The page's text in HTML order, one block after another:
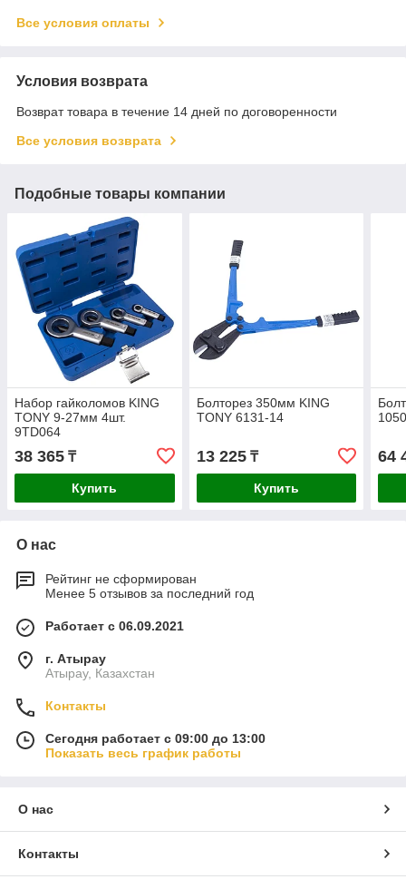
Все условия оплаты
Условия возврата
Возврат товара в течение 14 дней по договоренности
Все условия возврата
Подобные товары компании
Набор гайколомов KING
TONY 9-27мм 4шт.
9TD064
38 365 ₸
Купить
Болторез 350мм KING
TONY 6131-14
13 225₸
Купить
64
О нас
Рейтинг не сформирован
Менее 5 отзывов за последний год
Работает с 06.09.2021
г. Атырау
Атырау, Казахстан
Контакты
Сегодня работает с 09:00 до 13:00
Показать весь график работы
О нас
Контакты